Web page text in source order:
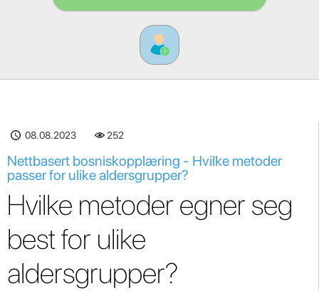
08.08.2023 252
Nettbasert bosniskopplæring - Hvilke metoder
passer for ulike aldersgrupper?
Hvilke metoder egner seg
best for ulike
aldersgrupper?